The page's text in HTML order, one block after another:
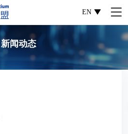
EN
新闻动态